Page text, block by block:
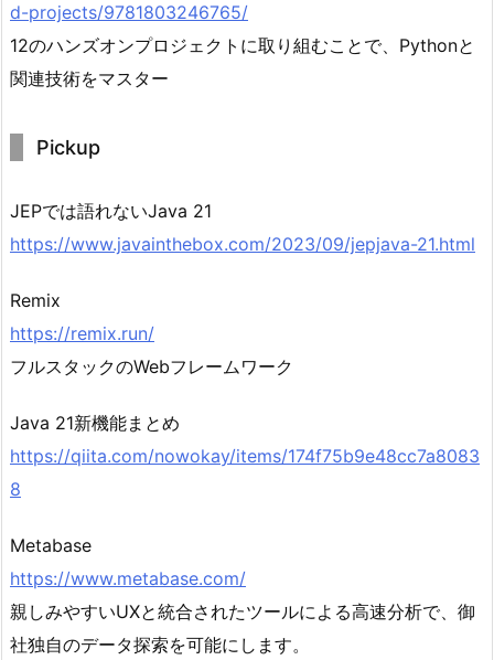
d-projects/9781803246765/
12のハンズオンプロジェクトに取り組むことで、Pythonと
関連技術をマスター
Pickup
JEPでは語れないJava 21
https://www.javainthebox.com/2023/09/jepjava-21.html
Remix
https://remix.run/
フルスタックのWebフレームワーク
Java 21新機能まとめ
https://qiita.com/nowokay/items/174f75b9e48cc7a8083
8
Metabase
https://www.metabase.com/
親しみやすいUXと統合されたツールによる高速分析で、御
社独自のデータ探索を可能にします。